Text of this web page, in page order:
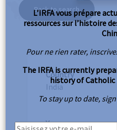
Back to search
Country
India
Year
L’IRFA vous prépare
ressources sur l’histoire
Pour ne rien rater,
The IRFA is currently
history of Catholic
To stay up to date,